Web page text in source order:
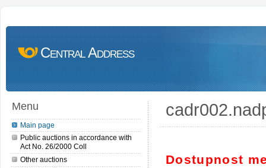
Central Address
Menu
Main page
Public auctions in accordance with
Act No. 26/2000 Coll
Other auctions
Dostupnost